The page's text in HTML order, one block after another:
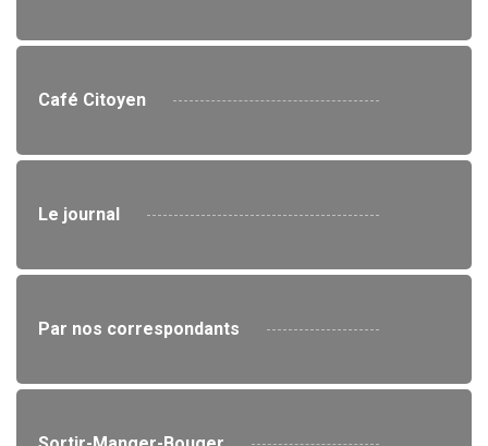
Café Citoyen
Le journal
Par nos correspondants